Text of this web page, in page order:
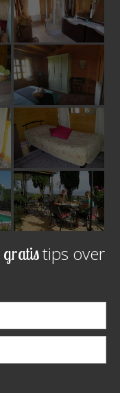
gratistips over